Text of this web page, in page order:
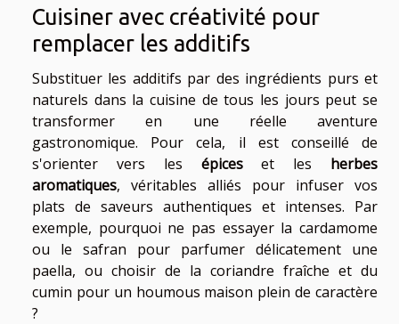
Cuisiner avec créativité pour
remplacer les additifs
Substituer les additifs par des ingrédients purs et
naturels dans la cuisine de tous les jours peut se
transformer en une réelle aventure
gastronomique. Pour cela, il est conseillé de
s'orienter vers les épiceset les herbes
aromatiques, véritables alliés pour infuser vos
plats de saveurs authentiques et intenses. Par
exemple, pourquoi ne pas essayer la cardamome
ou le safran pour parfumer délicatement une
paella, ou choisir de la coriandre fraîche et du
cumin pour un houmous maison plein de caractère
?